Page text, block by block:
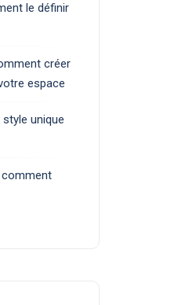
le définir
créer
espace
unique